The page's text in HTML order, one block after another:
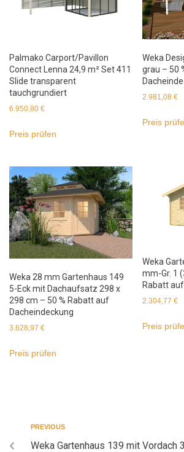
Palmako Carport/Pavillon
Connect Lenna 24,9 m² Set 411
Slide transparent
tauchgrundiert
6.950,80 €
Preis prüfen
Weka
grau – 50
2.981,08€
Preis
Weka 28 mm Gartenhaus 149
5-Eck mit Dachaufsatz 298 x
298 cm – 50 % Rabatt auf
Dacheindeckung
3.628,97 €
Preis prüfen
Weka
mm-Gr. 1
Rabatt
2.304,77€
Preis
PREVIOUS
Weka Gartenhaus 139 mit Vordach